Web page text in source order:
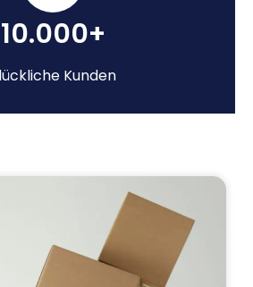
10.000+
Kunden